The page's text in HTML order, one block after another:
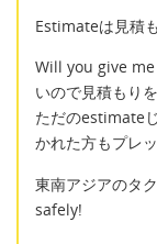
Estimateは見積
Will you give
いので見積もり
ただのestimate
かれた方もプレ
東南アジアのタ
safely!